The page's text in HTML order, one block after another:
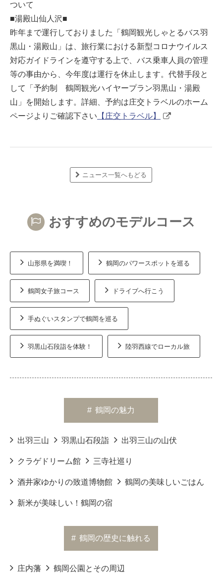
ついて
■湯殿山仙人沢■
昨年まで運行しておりました「鶴岡観光しゃとるバス羽
黒山・湯殿山」は、旅行業における新型コロナウイルス
対応ガイドラインを遵守する上で、バス乗車人員の管理
等の事由から、今年度は運行を休止します。代替手段と
して「予約制 鶴岡観光ハイヤープラン羽黒山・湯殿
山」を開始します。詳細、予約は庄交トラベルのホーム
ページよりご確認下さい 【庄交トラベル】
ニュース一覧へもどる
おすすめのモデルコース
山形県を満喫！ 鶴岡のパワースポットを巡る
鶴岡女子旅コース ドライブへ行こう
手ぬぐいスタンプで鶴岡を巡る
羽黒山石段詣を体験！ 陸羽西線でローカル旅
# 鶴岡の魅力
出羽三山 羽黒山石段詣 出羽三山の山伏
クラゲドリーム館 三寺社巡り
酒井家ゆかりの致道博物館 鶴岡の美味しいごはん
新米が美味しい！鶴岡の宿
# 鶴岡の歴史に触れる
庄内藩 鶴岡公園とその周辺